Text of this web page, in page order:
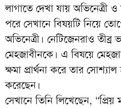
লাগাতে দেখা যায় অভিনেত্রী
পরে সেখানে বিষয়টি নিয়ে
অভিনেত্রী। নেটিজেনরাও
মেহজাবীনকে। এ বিষয়ে
ক্ষমা প্রার্থনা করে তার
করেছেন।
সেখানে তিনি লিখেছেন, ‘‘প্রিয়